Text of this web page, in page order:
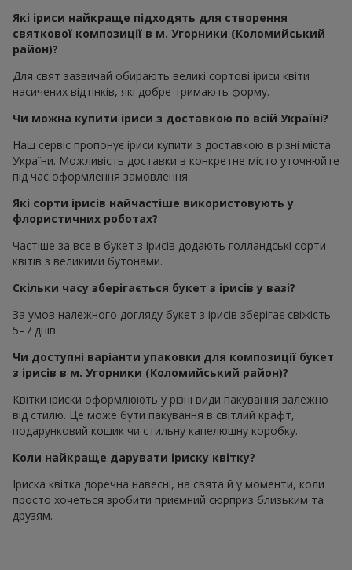
Які іриси найкраще підходять для створення
святкової композиції в м. Угорники (Коломийський
район)?
Для свят зазвичай обирають великі сортові іриси квіти
насичених відтінків, які добре тримають форму.
Чи можна купити іриси з доставкою по всій Україні?
Наш сервіс пропонує іриси купити з доставкою в різні міста
України. Можливість доставки в конкретне місто уточнюйте
під час оформлення замовлення.
Які сорти ірисів найчастіше використовують у
флористичних роботах?
Частіше за все в букет з ірисів додають голландські сорти
квітів з великими бутонами.
Скільки часу зберігається букет з ірисів у вазі?
За умов належного догляду букет з ірисів зберігає свіжість
5–7 днів.
Чи доступні варіанти упаковки для композиції букет
з ірисів в м. Угорники (Коломийський район)?
Квітки іриски оформлюють у різні види пакування залежно
від стилю. Це може бути пакування в світлий крафт,
подарунковий кошик чи стильну капелюшну коробку.
Коли найкраще дарувати іриску квітку?
Іриска квітка доречна навесні, на свята й у моменти, коли
просто хочеться зробити приємний сюрприз близьким та
друзям.